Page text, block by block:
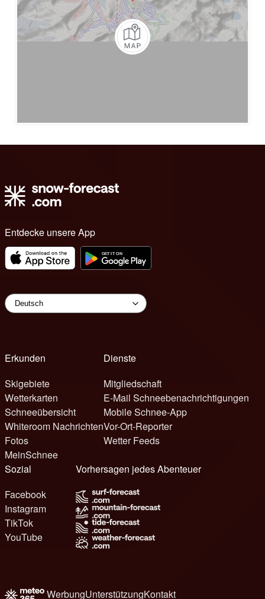
Entdecke unsere App
Erkunden
Skigebiete
Wetterkarten
Schneeübersicht
Whiteroom Nachrichten
Fotos
MeinSchnee
Dienste
Mitgliedschaft
E-Mail Schneebenachrichtigungen
Mobile Schnee-App
Vor-Ort-Reporter
Wetter Feeds
Sozial
Facebook
Instagram
TikTok
YouTube
Vorhersagen jedes Abenteuer
WerbungUnterstützungKontakt